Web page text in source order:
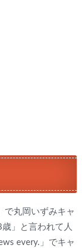
で丸岡いずみキャ
」と言われて人
every.」でキャ